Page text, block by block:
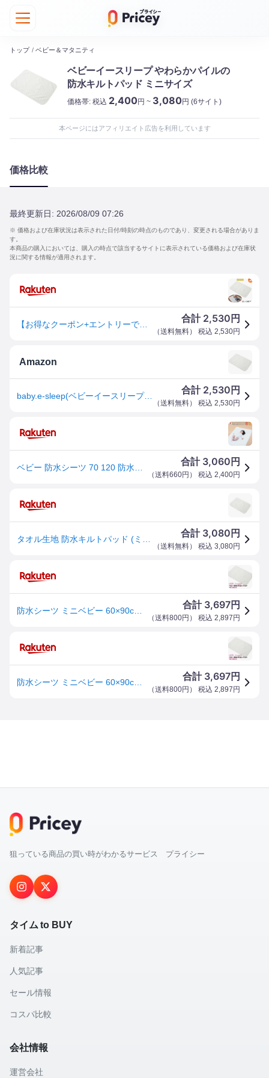
トップ / ベビー＆マタニティ
ベビーイースリープ やわらかパイルの
防水キルトパッド ミニサイズ
価格帯: 税込 2,400円 ~ 3,080円 (6サイト)
本ページにはアフィリエイト広告を利用しています
価格比較
最終更新日: 2026/08/09 07:26
※ 価格および在庫状況は表示された日付/時刻の時点のものであり、変更される場合がありま
す。
本商品の購入においては、購入の時点で該当するサイトに表示されている価格および在庫状
況に関する情報が適用されます。
合計 2,530 円
（送料無料） 税込 2,530円
Amazon
baby.e-sleep(ベビーイースリープ)やわらかパイルの防水キルトパッド ミニサイズ 日本製 60×90cm
合計 2,530 円
（送料無料） 税込 2,530円
合計 3,060 円
（送料660円 ） 税込 2,400円
合計 3,080 円
（送料無料） 税込 3,080円
合計 3,697円
（送料800円 ） 税込 2,897 円
合計 3,697円
（送料800円 ） 税込 2,897 円
狙っている商品の買い時がわかるサービス プライシー
タイム to BUY
新着記事
人気記事
セール情報
コスパ比較
会社情報
運営会社